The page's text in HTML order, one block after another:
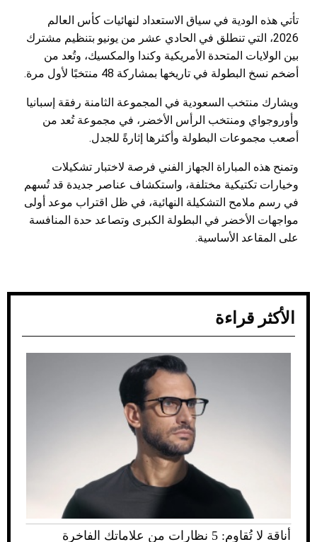
تأتي هذه الودية في سياق الاستعداد لنهائيات كأس العالم
2026، التي تنطلق في الحادي عشر من يونيو بتنظيم مشترك
بين الولايات المتحدة الأمريكية وكندا والمكسيك، وتُعد من
أضخم نسخ البطولة في تاريخها بمشاركة 48 منتخبًا لأول مرة.
ويشارك منتخب السعودية في المجموعة الثامنة رفقة إسبانيا
وأوروجواي ومنتخب الرأس الأخضر، في مجموعة تُعد من
أصعب مجموعات البطولة وأكثرها إثارةً للجدل.
وتمنح هذه المباراة الجهاز الفني فرصة لاختبار تشكيلات
وخيارات تكتيكية مختلفة، واستكشاف عناصر جديدة قد تُسهم
في رسم ملامح التشكيلة النهائية، في ظل اقتراب موعد أولى
مواجهات الأخضر في البطولة الكبرى وتصاعد حدة المنافسة
على المقاعد الأساسية.
الأكثر قراءة
أناقة لا تُقاوم: 5 نظارات من علاماتك الفاخرة